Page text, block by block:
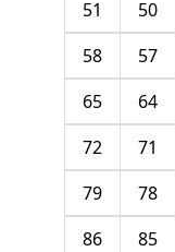
50
51
57
58
64
65
71
72
78
79
85
86